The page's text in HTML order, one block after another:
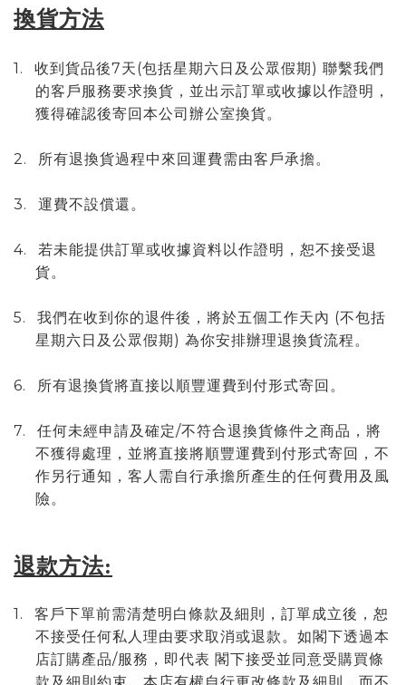
換貨方法
1. 收到貨品後7天(包括星期六日及公眾假期 ) 聯繫我們
的客戶服務要求換貨，並出示訂單或收據以作證明，
獲得確認後寄回本公司辦公室換貨。
2. 所有退換貨過程中來回運費需由客戶承擔。
3. 運費不設償還。
4.
若未能提供訂單或收據資料以作證明，恕不接受退
貨。
5. 我們在收到你的退件後，將於五個工作天內 (不包括
星期六日及公眾假期 ) 為你安排辦理退換貨流程。
6. 所有退換貨將直接以順豐運費到付形式寄回。
7. 任何未經申請及確定/不符合退換貨條件之商品，將
不獲得處理，並將直接將順豐運費到付形式寄回，不
作另行通知，客人需自行承擔所產生的任何費用及風
險。
退款方法:
1.
客戶下單前需清楚明白條款及細則，訂單成立後，恕
不接受任何私人理由要求取消或退款。如閣下透過本
店訂購產品/服務，即代表 閣下接受並同意受購買條
款及細則約束。本店有權自行更改條款及細則，而不